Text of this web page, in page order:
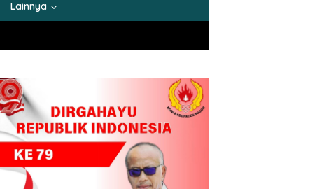
Lainnya